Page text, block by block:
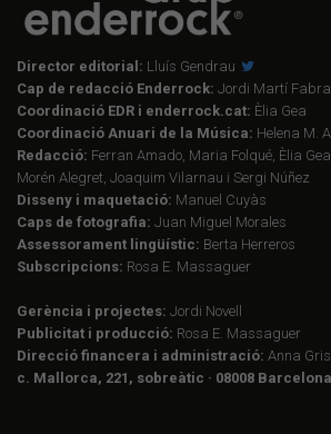
Director editorial: Lluís Gendrau
Cap de redacció Enderrock: Jordi Martí Fabra
Coordinació EDR i enderrock.cat: Èlia Gea
Coordinació Anuari de la Música: Helena M.
Redacció: Ferran Amado, Maria Folqué, Èlia
Morén Alegret, Joaquim Vilarnau i Sergi Núñez
Disseny i maquetació: Manuel Cuyàs
Caps de fotografia: Juan Miguel Morales
Assessorament lingüístic: Berta Herreros
Subscripcions: Rosa E. Massaguer
Gerència i projectes: Jordi Novell
Publicitat i producció: Rosa E. Massaguer
Direcció financera i administració: Anna Gris
c. Mallorca, 221, sobreàtic · 08008 Barcelona